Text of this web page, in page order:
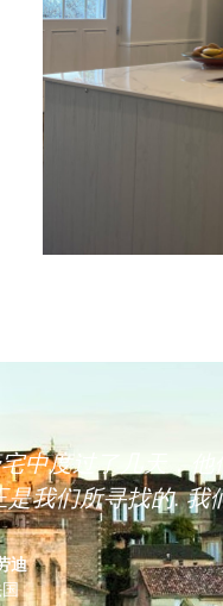
中度过了几天，
我们所寻找的. 我
迪